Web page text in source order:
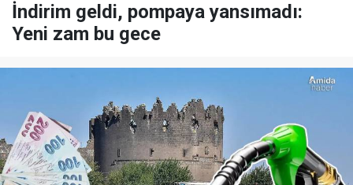
İndirim geldi, pompaya yansımadı:
Yeni zam bu gece